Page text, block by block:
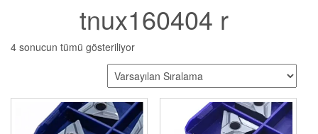
tnux160404 r
4 sonucun tümü gösteriliyor